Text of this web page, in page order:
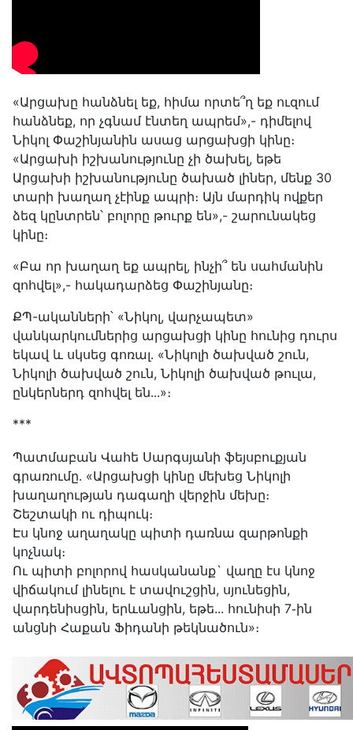
«Արցախը հանձնել եք, հիմա որտե՞ղ եք ուզում
հանձնեք, որ չգնամ էնտեղ ապրեմ»,- դիմելով
Նիկոլ Փաշինյանին ասաց արցախցի կինը։
«Արցախի իշխանությունը չի ծախել, եթե
Արցախի իշխանությունը ծախած լիներ, մենք 30
տարի խաղաղ չէինք ապրի։ Այն մարդիկ ովքեր
ձեզ կընտրեն՝ բոլորը թուրք են»,- շարունակեց
կինը։
«Բա որ խաղաղ եք ապրել, ինչի՞ են սահմանին
զոհվել»,- հակադարձեց Փաշինյանը։
ՔՊ-ականների՝ «Նիկոլ, վարչապետ»
վանկարկումներից արցախցի կինը հունից դուրս
եկավ և սկսեց գոռալ․ «Նիկոլի ծախված շուն,
Նիկոլի ծախված շուն, Նիկոլի ծախված թուլա,
ընկերներդ զոհվել են․․․»։
***
Պատմաբան Վահե Սարգսյանի ֆեյսբուքյան
գրառումը․ «Արցախցի կինը մեխեց Նիկոլի
խաղաղության դագաղի վերջին մեխը։
Շեշտակի ու դիպուկ։
Էս կնոջ աղաղակը պիտի դառնա զարթոնքի
կոչնակ։
Ու պիտի բոլորով հասկանանք` վաղը էս կնոջ
վիճակում լինելու է տավուշցին, սյունեցին,
վարդենիսցին, երևանցին, եթե... հունիսի 7֊ին
անցնի Հաքան Ֆիդանի թեկնածուն»։